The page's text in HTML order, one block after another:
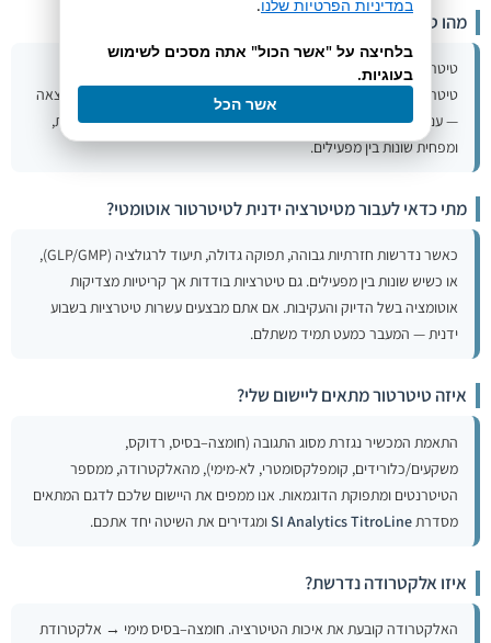
מהו טיטרטור אוטומטי?
טיטרטור אוטומטי הוא מכשיר המבצע טיטרציה בקרה ממוחשבת: הוספת
טיטרנט מדודה, מדידת אות האלקטרודה, זיהוי נקודת הסיום וחישוב התוצאה
— עם תיעוד מלא. הוא משפר דיוק, חזרתיות ותיעוד לעומת טיטרציה ידנית,
ומפחית שונות בין מפעילים.
מתי כדאי לעבור מטיטרציה ידנית לטיטרטור אוטומטי?
כאשר נדרשות חזרתיות גבוהה, תפוקה גדולה, תיעוד לרגולציה (GLP/GMP),
או כשיש שונות בין מפעילים. גם טיטרציות בודדות אך קריטיות מצדיקות
אוטומציה בשל הדיוק והעקיבות. אם אתם מבצעים עשרות טיטרציות בשבוע
ידנית — המעבר כמעט תמיד משתלם.
איזה טיטרטור מתאים ליישום שלי?
התאמת המכשיר נגזרת מסוג התגובה (חומצה–בסיס, רדוקס,
משקעים/כלורידים, קומפלקסומטרי, לא-מימי), מהאלקטרודה, ממספר
הטיטרנטים ומתפוקת הדוגמאות. אנו ממפים את היישום שלכם לדגם המתאים
מסדרת SI Analytics TitroLineומגדירים את השיטה יחד אתכם.
איזו אלקטרודה נדרשת?
האלקטרודה קובעת את איכות הטיטרציה. חומצה–בסיס מימי → אלקטרודת
במדיניות הפרטיות שלנו.
בלחיצה על "אשר הכול" אתה מסכים לשימוש
בעוגיות.
אשר הכל